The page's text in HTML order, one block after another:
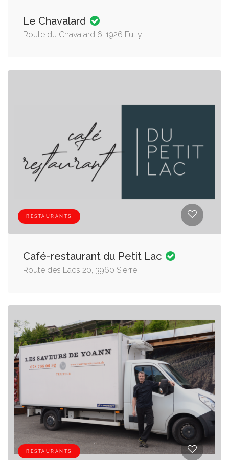
Le Chavalard
Route du Chavalard 6, 1926 Fully
RESTAURANTS
Café-restaurant du Petit Lac
Route des Lacs 20, 3960 Sierre
RESTAURANTS